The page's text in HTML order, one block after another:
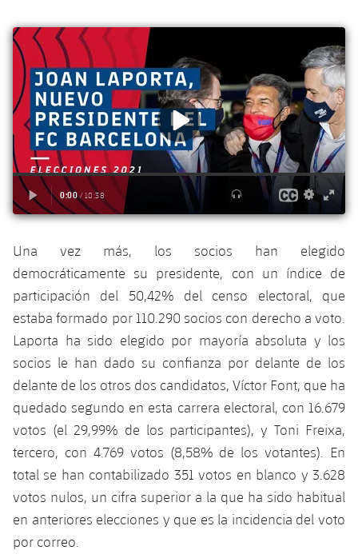
SUB8 A
SUB8 B
Fotos
Historia
Palmarés
Jugadores
Fotos
Cadete B
Infantil A
Infantil B
Calendario
Entradas
Resultados
Clasificaciones
Jugadors
Palmarés
Historia
Actualidad
Calendario
Resultados
Jugadores
Clasificaciones
Base
plusicon
más
Actualidad
Juvenil
Cadete
Infantil
Campus Verano
PLUSICON
MÁS
Primer equipo
plusicon
más
Actualidad
Calendario
Entradas
Resultados
Clasificaciones
Jugadores
Fotos
Historia
Palmarés
Barça Atlètic
plusicon
más
Actualidad
Calendario
Resultados
Clasificaciones
Base
Actualidad
Barça C
Junior
Juvenil
Infantil
Alevín
Campus Verano
PLUSICON
MÁS
Información general
plusicon
más
Noticias
Atletismo
plusicon
más
Actualidad
Femenino
Baloncesto en silla de ruedas
plusicon
más
Actualidad
Hockey sobre hielo
plusicon
más
Una vez más, los socios han elegido
democráticamente su presidente, con un índice de
participación del 50,42% del censo electoral, que
estaba formado por 110.290 socios con derecho a voto.
Laporta ha sido elegido por mayoría absoluta y los
socios le han dado su confianza por delante de los
delante de los otros dos candidatos, Víctor Font, que ha
quedado segundo en esta carrera electoral, con 16.679
votos (el 29,99% de los participantes), y Toni Freixa,
tercero, con 4.769 votos (8,58% de los votantes). En
total se han contabilizado 351 votos en blanco y 3.628
votos nulos, un cifra superior a la que ha sido habitual
en anteriores elecciones y que es la incidencia del voto
por correo.